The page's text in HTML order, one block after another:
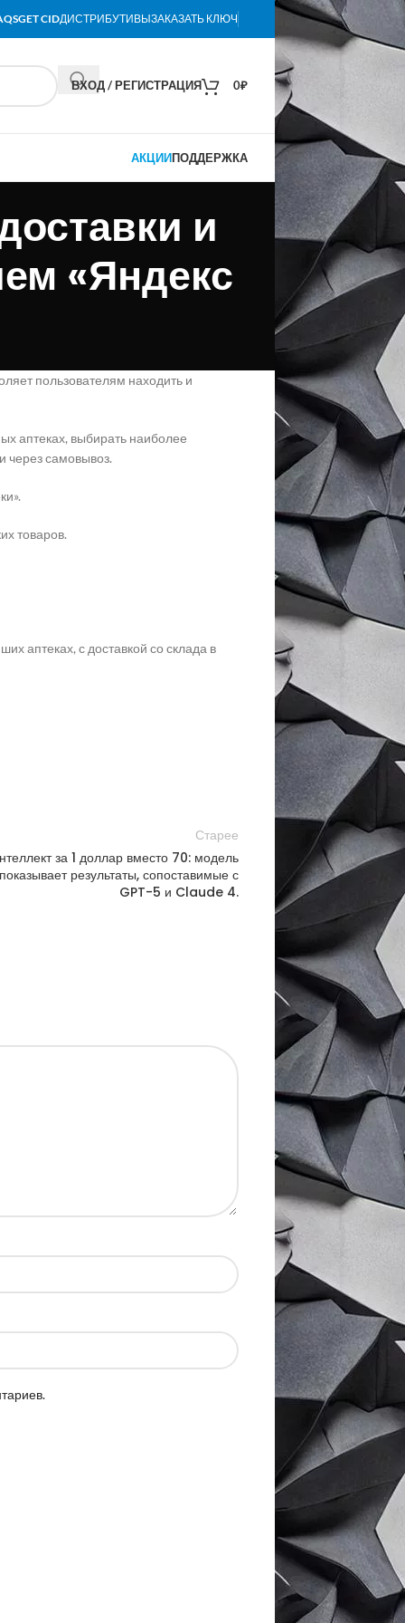
GET CIDДИСТРИБУТИВЫЗАКАЗАТЬ КЛЮЧ
ВХОД / РЕГИСТРАЦИЯ 0₽
АКЦИИПОДДЕРЖКА
и
«Яндекс
пользователям находить и
аптеках, выбирать наиболее
через самовывоз.
товаров.
аптеках, с доставкой со склада в
Старее
за 1 доллар вместо 70: модель
результаты, сопоставимые с
GPT-5 и Claude 4.